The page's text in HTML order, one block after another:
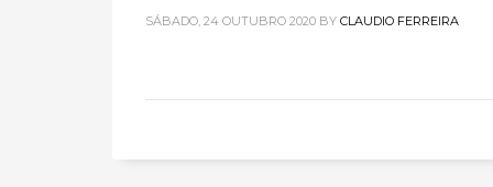
SÁBADO, 24 OUTUBRO 2020 BY CLAUDIO FERREIRA